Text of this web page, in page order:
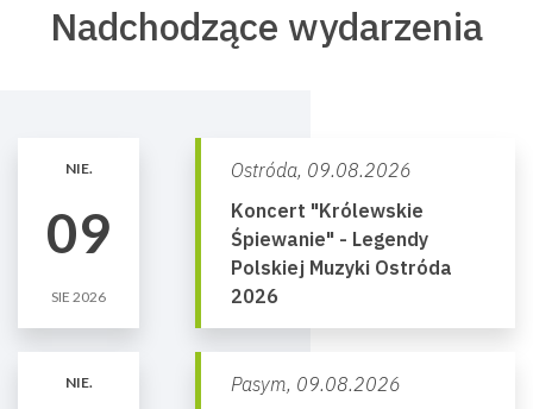
Nadchodzące wydarzenia
NIE.
09
SIE 2026
Ostróda, 09.08.2026
Koncert "Królewskie
Śpiewanie" - Legendy
Polskiej Muzyki Ostróda
2026
NIE. Pasym, 09.08.2026